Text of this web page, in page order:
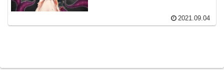
2021.09.04